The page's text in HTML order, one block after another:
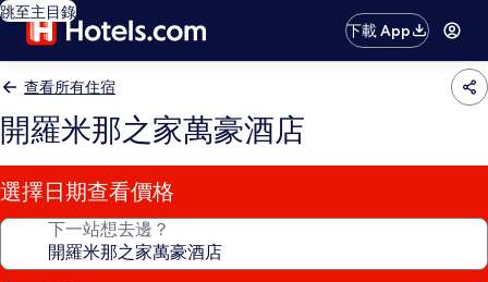
跳至主目錄
下載 App
查看所有住宿
開羅米那之家萬豪酒店
選擇日期查看價格
下一站想去邊？